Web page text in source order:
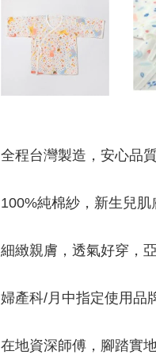
全程台灣製造，安心品
100%純棉紗，新生兒
細緻親膚，透氣好穿，
婦產科/月中指定使用品
在地資深師傅，腳踏實